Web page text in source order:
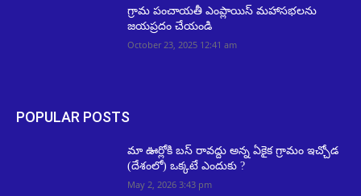
గ్రామ పంచాయతీ ఎంప్లాయిస్ మహాసభలను
జయప్రదం చేయండి
October 23, 2025 12:41 am
POPULAR POSTS
మా ఊర్లోకి బస్ రావద్దు అన్న ఏకైక గ్రామం ఇచ్చోడ
(దేశంలో) ఒక్కటే ఎందుకు ?
May 2, 2026 3:43 pm